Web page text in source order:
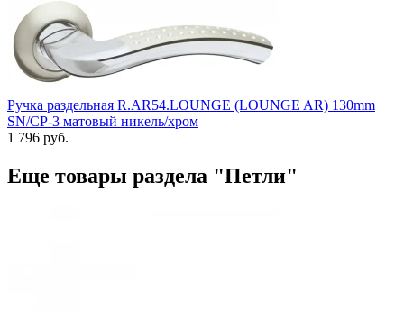
Ручка раздельная R.AR54.LOUNGE (LOUNGE AR) 130mm
SN/CP-3 матовый никель/хром
1 796 руб.
Еще товары раздела "Петли"